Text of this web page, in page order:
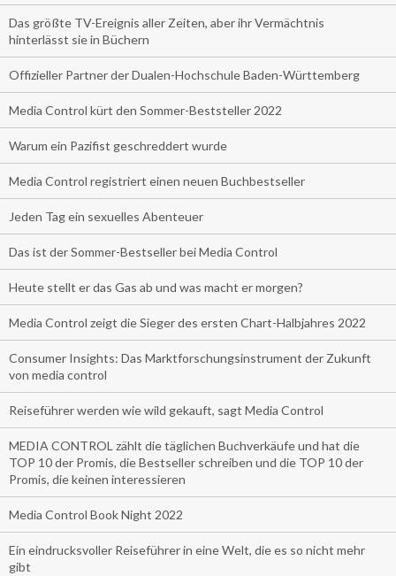
Das größte TV-Ereignis aller Zeiten, aber ihr Vermächtnis
hinterlässt sie in Büchern
Offizieller Partner der Dualen-Hochschule Baden-Württemberg
Media Control kürt den Sommer-Beststeller 2022
Warum ein Pazifist geschreddert wurde
Media Control registriert einen neuen Buchbestseller
Jeden Tag ein sexuelles Abenteuer
Das ist der Sommer-Bestseller bei Media Control
Heute stellt er das Gas ab und was macht er morgen?
Media Control zeigt die Sieger des ersten Chart-Halbjahres 2022
Consumer Insights: Das Marktforschungsinstrument der Zukunft
von media control
Reiseführer werden wie wild gekauft, sagt Media Control
MEDIA CONTROL zählt die täglichen Buchverkäufe und hat die
TOP 10 der Promis, die Bestseller schreiben und die TOP 10 der
Promis, die keinen interessieren
Media Control Book Night 2022
Ein eindrucksvoller Reiseführer in eine Welt, die es so nicht mehr
gibt